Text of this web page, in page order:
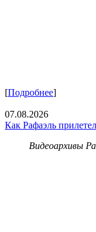
[Подробнее]
07.08.2026
Как Рафаэль
Видеоархивы